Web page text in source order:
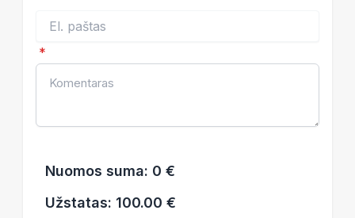
*
Nuomos suma: 0 €
Užstatas: 100.00 €